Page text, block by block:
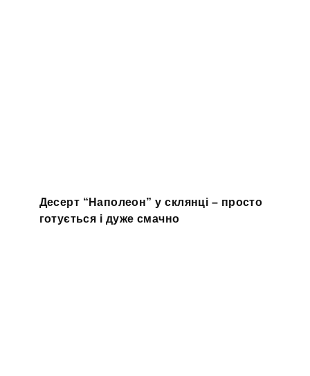
Десерт “Наполеон” у склянці – просто
готується і дуже смачно